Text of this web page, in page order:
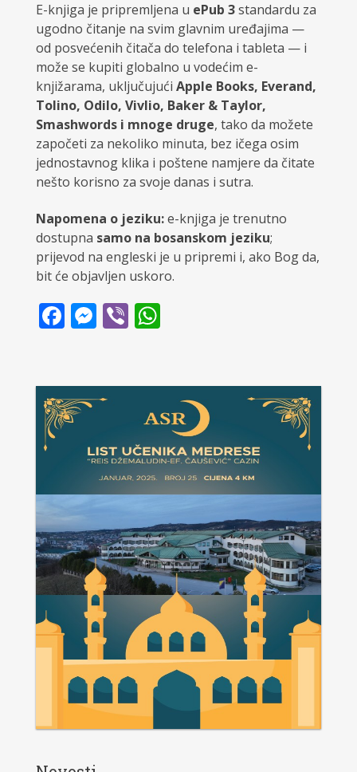
E-knjiga je pripremljena u ePub 3standardu za
ugodno čitanje na svim glavnim uređajima —
od posvećenih čitača do telefona i tableta — i
može se kupiti globalno u vodećim e-
knjižarama, uključujući Apple Books, Everand,
Tolino, Odilo, Vivlio, Baker & Taylor,
Smashwords i mnoge druge, tako da možete
započeti za nekoliko minuta, bez ičega osim
jednostavnog klika i poštene namjere da čitate
nešto korisno za svoje danas i sutra.
Napomena o jeziku:e-knjiga je trenutno
dostupna samo na bosanskom jeziku;
prijevod na engleski je u pripremi i, ako Bog da,
bit će objavljen uskoro.
Facebook
Messenger
ViberWhatsApp